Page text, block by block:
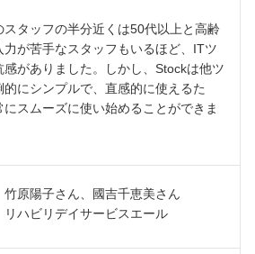
タッフの半分近くは50代以上と高齢
力が苦手なスタッフもいるほど、ITツ
感がありました。しかし、Stockは他ツ
的にシンプルで、直感的に使えるた
スムーズに使い始めることができま
竹原陽子さん、國吉千恵美さん
リハビリデイサービスエール